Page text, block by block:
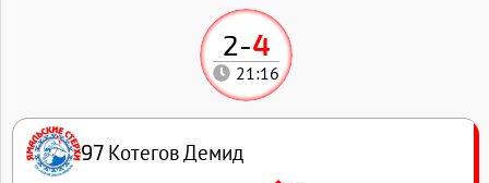
2-4
21:16
97 Котегов Демид